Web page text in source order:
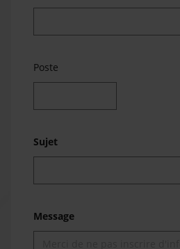
Poste
Sujet
Message